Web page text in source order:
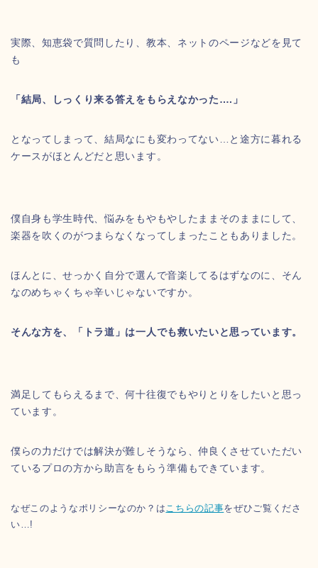
実際、知恵袋で質問したり、教本、ネットのページなどを見て
も
「結局、しっくり来る答えをもらえなかった….」
となってしまって、結局なにも変わってない…と途方に暮れる
ケースがほとんどだと思います。
僕自身も学生時代、悩みをもやもやしたままそのままにして、
楽器を吹くのがつまらなくなってしまったこともありました。
ほんとに、せっかく自分で選んで音楽してるはずなのに、そん
なのめちゃくちゃ辛いじゃないですか。
そんな方を、「トラ道」は一人でも救いたいと思っています。
満足してもらえるまで、何十往復でもやりとりをしたいと思っ
ています。
僕らの力だけでは解決が難しそうなら、仲良くさせていただい
ているプロの方から助言をもらう準備もできています。
なぜこのようなポリシーなのか？は こちらの記事をぜひご覧くださ
い…!